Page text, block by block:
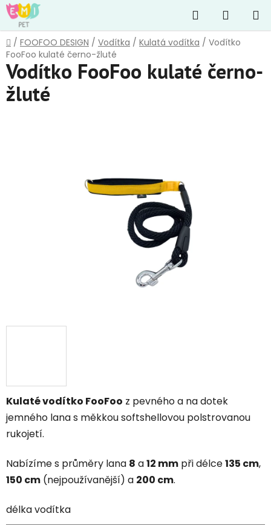
Přejít
na
obsah
Hledat
KOŠÍK
Domů
/ FOOFOO DESIGN / Vodítka / Kulatá vodítka / Vodítko
FooFoo kulaté černo-žluté
Kulaté vodítko FooFoo z pevného a na dotek
jemného lana s měkkou softshellovou polstrovanou
rukojetí.
Nabízíme s průměry lana 8 a12 mm při délce135 cm,
150 cm (nejpoužívanější) a 200 cm.
délka vodítka
Vodítko FooFoo kulaté černo-
žluté